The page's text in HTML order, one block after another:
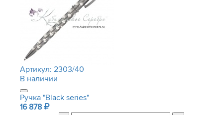
Артикул: 2303/40
В наличии
Ручка "Black series"
16 878